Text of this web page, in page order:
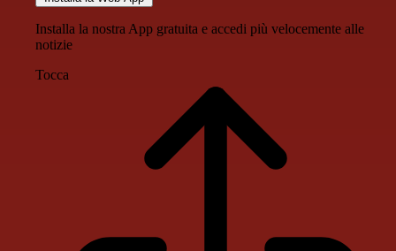
Installa la nostra App gratuita e accedi più velocemente alle
notizie
Tocca